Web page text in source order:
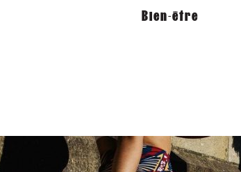
Bien-être